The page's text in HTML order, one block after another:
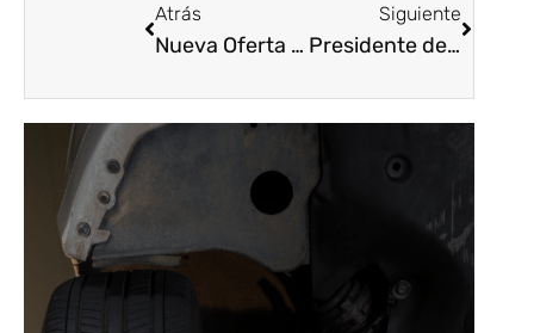
Atrás
Nueva Oferta LAboral
Siguiente
Presidente de Asopartes atendió invitación al Foro Empresarial de la Embajada de la República de Indonesia